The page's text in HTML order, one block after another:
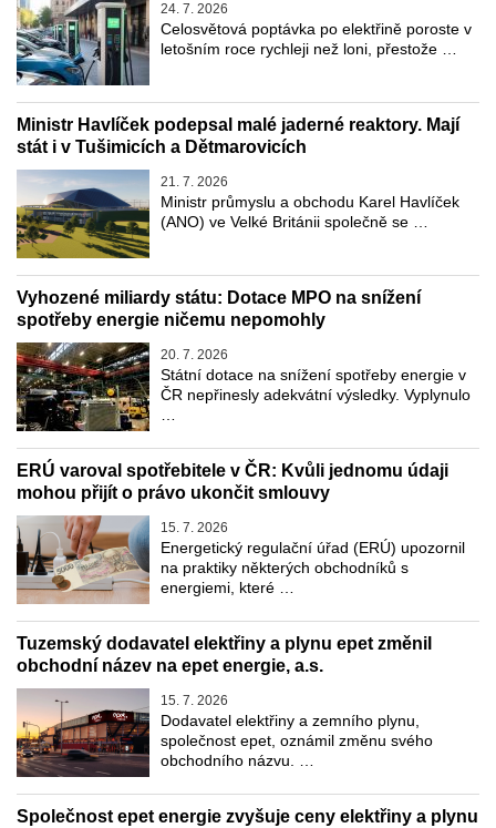
24. 7. 2026
Celosvětová poptávka po elektřině poroste v
letošním roce rychleji než loni, přestože …
Ministr Havlíček podepsal malé jaderné reaktory. Mají
stát i v Tušimicích a Dětmarovicích
21. 7. 2026
Ministr průmyslu a obchodu Karel Havlíček
(ANO) ve Velké Británii společně se …
Vyhozené miliardy státu: Dotace MPO na snížení
spotřeby energie ničemu nepomohly
20. 7. 2026
Státní dotace na snížení spotřeby energie v
ČR nepřinesly adekvátní výsledky. Vyplynulo
…
ERÚ varoval spotřebitele v ČR: Kvůli jednomu údaji
mohou přijít o právo ukončit smlouvy
15. 7. 2026
Energetický regulační úřad (ERÚ) upozornil
na praktiky některých obchodníků s
energiemi, které …
Tuzemský dodavatel elektřiny a plynu epet změnil
obchodní název na epet energie, a.s.
15. 7. 2026
Dodavatel elektřiny a zemního plynu,
společnost epet, oznámil změnu svého
obchodního názvu. …
Společnost epet energie zvyšuje ceny elektřiny a plynu